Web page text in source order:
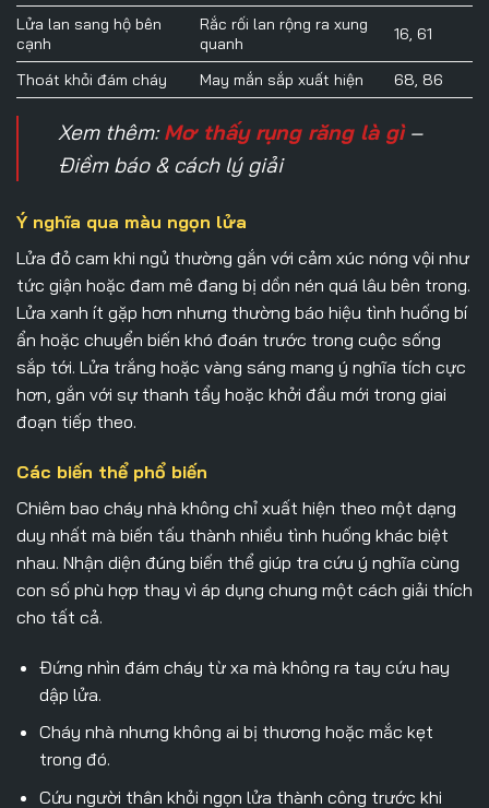
Lửa lan sang hộ bên
cạnh
Rắc rối lan rộng ra xung
quanh
16, 61
Thoát khỏi đám cháy May mắn sắp xuất hiện 68, 86
Xem thêm:Mơ thấy rụng răng là gì–
Điềm báo & cách lý giải
Ý nghĩa qua màu ngọn lửa
Lửa đỏ cam khi ngủ thường gắn với cảm xúc nóng vội như
tức giận hoặc đam mê đang bị dồn nén quá lâu bên trong.
Lửa xanh ít gặp hơn nhưng thường báo hiệu tình huống bí
ẩn hoặc chuyển biến khó đoán trước trong cuộc sống
sắp tới. Lửa trắng hoặc vàng sáng mang ý nghĩa tích cực
hơn, gắn với sự thanh tẩy hoặc khởi đầu mới trong giai
đoạn tiếp theo.
Các biến thể phổ biến
Chiêm bao cháy nhà không chỉ xuất hiện theo một dạng
duy nhất mà biến tấu thành nhiều tình huống khác biệt
nhau. Nhận diện đúng biến thể giúp tra cứu ý nghĩa cùng
con số phù hợp thay vì áp dụng chung một cách giải thích
cho tất cả.
Đứng nhìn đám cháy từ xa mà không ra tay cứu hay
dập lửa.
Cháy nhà nhưng không ai bị thương hoặc mắc kẹt
trong đó.
Cứu người thân khỏi ngọn lửa thành công trước khi